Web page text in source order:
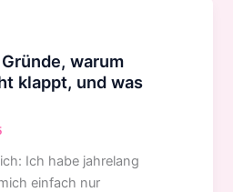
warum
klappt, und was
Ich habe jahrelang
einfach nur